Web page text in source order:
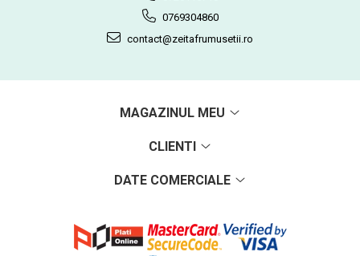
0769304860
contact@zeitafrumusetii.ro
MAGAZINUL MEU
CLIENTI
DATE COMERCIALE